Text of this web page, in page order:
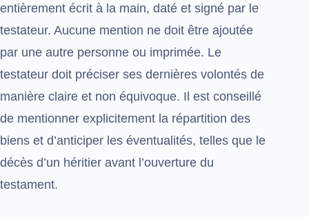
entièrement écrit à la main, daté et signé par le
testateur. Aucune mention ne doit être ajoutée
par une autre personne ou imprimée. Le
testateur doit préciser ses dernières volontés de
manière claire et non équivoque. Il est conseillé
de mentionner explicitement la répartition des
biens et d’anticiper les éventualités, telles que le
décès d’un héritier avant l’ouverture du
testament.